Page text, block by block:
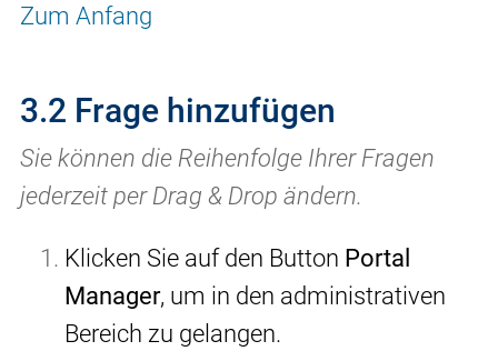
Zum Anfang
3.2 Frage hinzufügen
Sie können die Reihenfolge Ihrer Fragen
jederzeit per Drag & Drop ändern.
Klicken Sie auf den Button Portal
Manager, um in den administrativen
Bereich zu gelangen.